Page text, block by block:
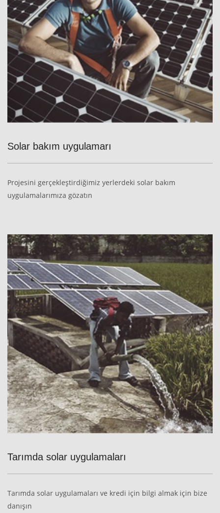
Solar bakım uygulamarı
Projesini gerçekleştirdiğimiz yerlerdeki solar bakım
uygulamalarımıza gözatın
Tarımda solar uygulamaları
Tarımda solar uygulamaları ve kredi için bilgi almak için bize
danışın